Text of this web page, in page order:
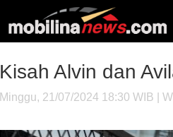
Kisah Alvin dan
Minggu, 21/07/2024 18:30 WIB |